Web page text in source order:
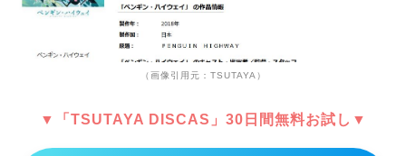
（画像引用元：TSUTAYA）
▼「TSUTAYA DISCAS」30日間無料お試し▼